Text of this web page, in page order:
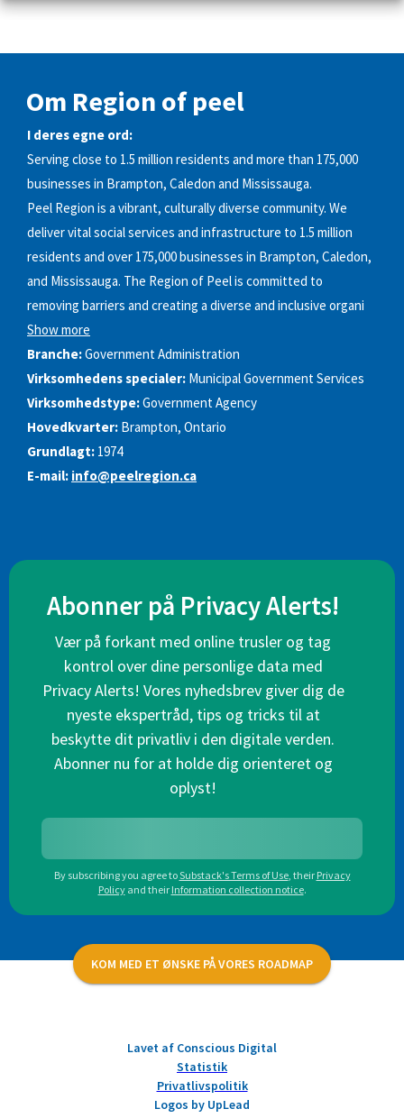
Om Region of peel
I deres egne ord:
Serving close to 1.5 million residents and more than 175,000
businesses in Brampton, Caledon and Mississauga.
Peel Region is a vibrant, culturally diverse community. We
deliver vital social services and infrastructure to 1.5 million
residents and over 175,000 businesses in Brampton, Caledon,
and Mississauga. The Region of Peel is committed to
removing barriers and creating a diverse and inclusive organi
Show more
Branche:Government Administration
Virksomhedens specialer: Municipal Government Services
Virksomhedstype:Government Agency
Hovedkvarter: Brampton, Ontario
Grundlagt: 1974
E-mail: info@peelregion.ca
Abonner på Privacy Alerts!
Vær på forkant med online trusler og tag
kontrol over dine personlige data med
Privacy Alerts! Vores nyhedsbrev giver dig de
nyeste ekspertråd, tips og tricks til at
beskytte dit privatliv i den digitale verden.
Abonner nu for at holde dig orienteret og
oplyst!
By subscribing you agree toSubstack's Terms of Use, their Privacy
Policy and their Information collection notice.
KOM MED ET ØNSKE PÅ VORES ROADMAP
Lavet af Conscious Digital
Statistik
Privatlivspolitik
Logos by UpLead